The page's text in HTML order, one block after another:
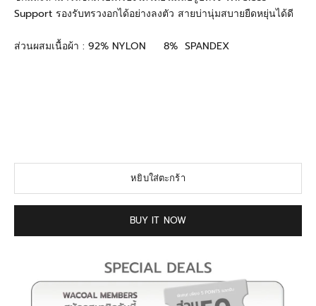
Support รองรับทรวงอกได้อย่างลงตัว สายบ่านุ่มสบายยืดหยุ่นได้ดี
ส่วนผสมเนื้อผ้า : 92% NYLON 8% SPANDEX
หยิบใส่ตะกร้า
BUY IT NOW